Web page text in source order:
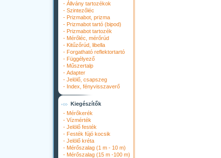
- Állvány tartozékok
- Szintezőléc
- Prizmabot, prizma
- Prizmabot tartó (bipod)
- Prizmabot tartozék
- Mérőléc, mérőrúd
- Kitűzőrúd, libella
- Forgatható reflektortartó
- Függélyező
- Műszertalp
- Adapter
- Jelölő, csapszeg
- Index, fényvisszaverő
Kiegészítők
- Mérőkerék
- Vízmérték
- Jelölő festék
- Festék fújó kocsik
- Jelölő kréta
- Mérőszalag (1 m - 10 m)
- Mérőszalag (15 m -100 m)